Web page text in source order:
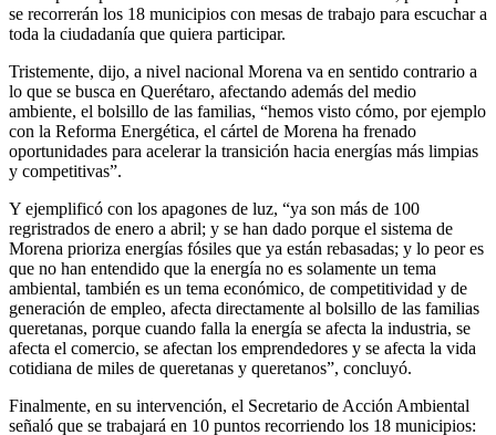
se recorrerán los 18 municipios con mesas de trabajo para escuchar a
toda la ciudadanía que quiera participar.
Tristemente, dijo, a nivel nacional Morena va en sentido contrario a
lo que se busca en Querétaro, afectando además del medio
ambiente, el bolsillo de las familias, “hemos visto cómo, por ejemplo
con la Reforma Energética, el cártel de Morena ha frenado
oportunidades para acelerar la transición hacia energías más limpias
y competitivas”.
Y ejemplificó con los apagones de luz, “ya son más de 100
regristrados de enero a abril; y se han dado porque el sistema de
Morena prioriza energías fósiles que ya están rebasadas; y lo peor es
que no han entendido que la energía no es solamente un tema
ambiental, también es un tema económico, de competitividad y de
generación de empleo, afecta directamente al bolsillo de las familias
queretanas, porque cuando falla la energía se afecta la industria, se
afecta el comercio, se afectan los emprendedores y se afecta la vida
cotidiana de miles de queretanas y queretanos”, concluyó.
Finalmente, en su intervención, el Secretario de Acción Ambiental
señaló que se trabajará en 10 puntos recorriendo los 18 municipios: